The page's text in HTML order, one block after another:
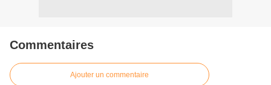
Commentaires
Ajouter un commentaire